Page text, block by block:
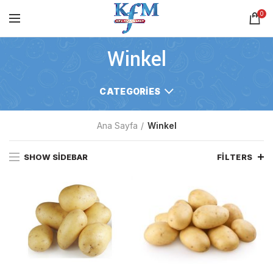
0
Winkel
CATEGORIES
Ana Sayfa Winkel
SHOW SIDEBAR FILTERS